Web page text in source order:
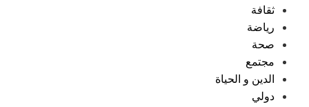
ثقافة
رياضة
صحة
مجتمع
الدين و الحياة
دولي